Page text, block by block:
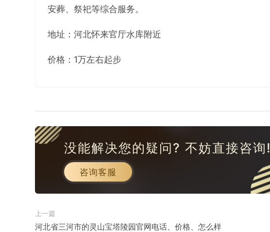
安葬、祭祀等综合服务。
地址：河北怀来官厅水库附近
价格：1万左右起步
没能解决您的疑问? 不妨直接咨询!
咨询客服
上一篇
河北省三河市的灵山宝塔陵园官网电话、价格、怎么样